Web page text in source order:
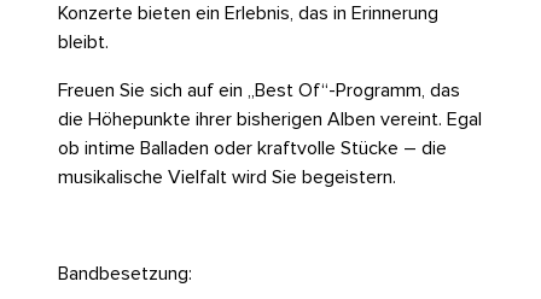
Konzerte bieten ein Erlebnis, das in Erinnerung
bleibt.
Freuen Sie sich auf ein „Best Of“-Programm, das
die Höhepunkte ihrer bisherigen Alben vereint. Egal
ob intime Balladen oder kraftvolle Stücke – die
musikalische Vielfalt wird Sie begeistern.
Bandbesetzung: